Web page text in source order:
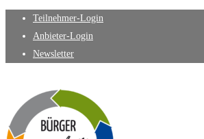
Teilnehmer-Login
Anbieter-Login
Newsletter